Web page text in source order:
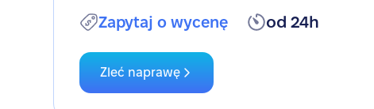
Zapytaj o wycenę od 24h
Zleć naprawę